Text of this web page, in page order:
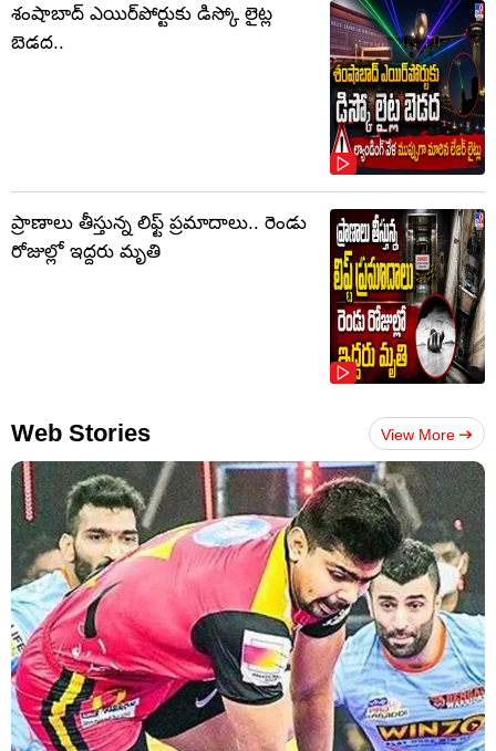
శంషాబాద్ ఎయిర్‌పోర్టుకు డిస్కో లైట్ల
బెడద..
ప్రాణాలు తీస్తున్న లిఫ్ట్‌ ప్రమాదాలు.. రెండు
రోజుల్లో ఇద్దరు మృతి
Web Stories View More